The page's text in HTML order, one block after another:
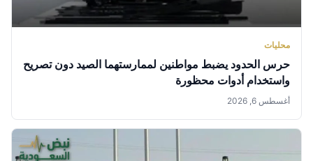
محليات
حرس الحدود يضبط مواطنين لممارستهما الصيد دون تصريح
واستخدام أدوات محظورة
أغسطس 6, 2026